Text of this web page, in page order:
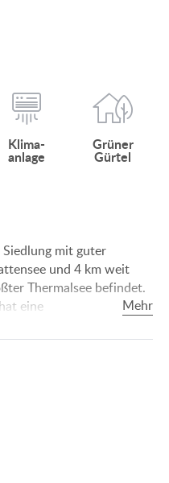
Klima­
anlage
Grüner
Gürtel
mit guter
und 4 km weit
Thermalsee befindet.
eine
Restaurants vorhanden.
6,31 qm, Zimmer
6,74 qm,
10,14 qm,
1,15 qm, Vorraum +